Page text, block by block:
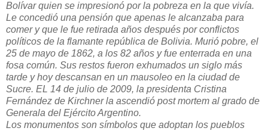
Bolívar quien se impresionó por la pobreza en la que vivía.
Le concedió una pensión que apenas le alcanzaba para
comer y que le fue retirada años después por conflictos
políticos de la flamante república de Bolivia. Murió pobre, el
25 de mayo de 1862, a los 82 años y fue enterrada en una
fosa común. Sus restos fueron exhumados un siglo más
tarde y hoy descansan en un mausoleo en la ciudad de
Sucre. EL 14 de julio de 2009, la presidenta Cristina
Fernández de Kirchner la ascendió post mortem al grado de
Generala del Ejército Argentino.
Los monumentos son símbolos que adoptan los pueblos